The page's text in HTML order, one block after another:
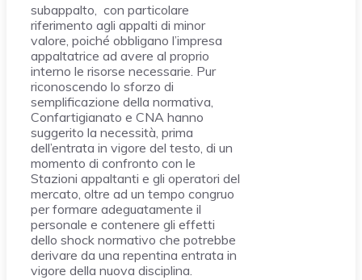
subappalto, con particolare
riferimento agli appalti di minor
valore, poiché obbligano l’impresa
appaltatrice ad avere al proprio
interno le risorse necessarie. Pur
riconoscendo lo sforzo di
semplificazione della normativa,
Confartigianato e CNA hanno
suggerito la necessità, prima
dell’entrata in vigore del testo, di un
momento di confronto con le
Stazioni appaltanti e gli operatori del
mercato, oltre ad un tempo congruo
per formare adeguatamente il
personale e contenere gli effetti
dello shock normativo che potrebbe
derivare da una repentina entrata in
vigore della nuova disciplina.